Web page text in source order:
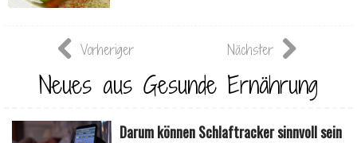
Vorheriger Nächster
Neues aus Gesunde Ernährung
Darum können Schlaftracker sinnvoll sein